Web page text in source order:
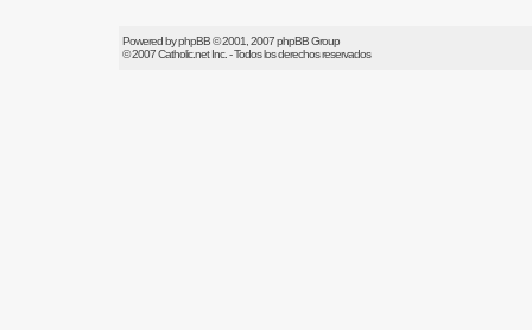
Powered byphpBB© 2001, 2007 phpBB Group
© 2007Catholic.netInc. - Todos los derechos reservados